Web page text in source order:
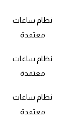
نظام ساعات
معتمدة
نظام ساعات
معتمدة
نظام ساعات
معتمدة